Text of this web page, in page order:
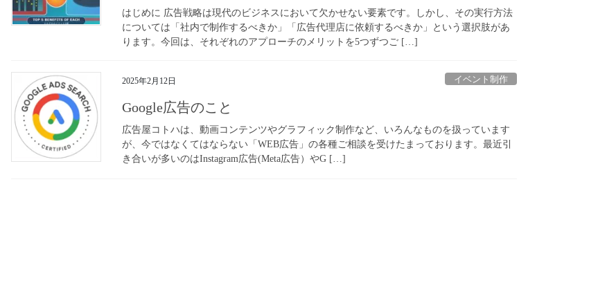
はじめに 広告戦略は現代のビジネスにおいて欠かせない要素です。しかし、その実行方法
については「社内で制作するべきか」「広告代理店に依頼するべきか」という選択肢があ
ります。今回は、それぞれのアプローチのメリットを5つずつご […]
2025年2月12日 イベント制作
Google広告のこと
広告屋コトハは、動画コンテンツやグラフィック制作など、いろんなものを扱っています
が、今ではなくてはならない「WEB広告」の各種ご相談を受けたまっております。最近引
き合いが多いのはInstagram広告(Meta広告）やG […]